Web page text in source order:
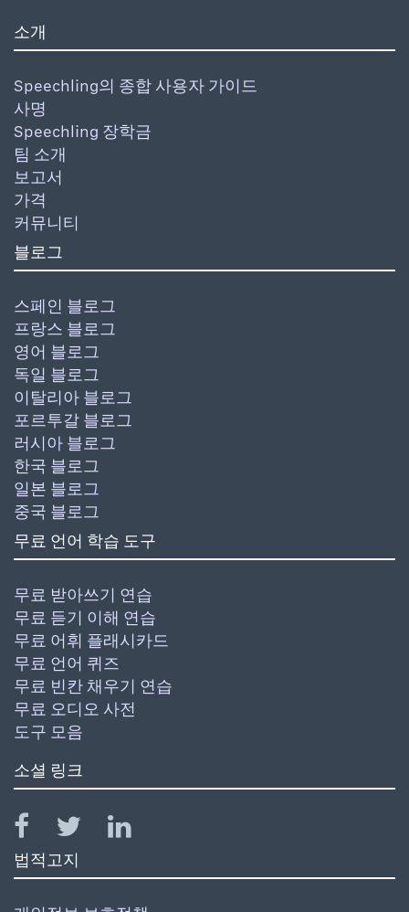
소개
Speechling의 종합 사용자 가이드
사명
Speechling 장학금
팀 소개
보고서
가격
커뮤니티
블로그
스페인 블로그
프랑스 블로그
영어 블로그
독일 블로그
이탈리아 블로그
포르투갈 블로그
러시아 블로그
한국 블로그
일본 블로그
중국 블로그
무료 언어 학습 도구
무료 받아쓰기 연습
무료 듣기 이해 연습
무료 어휘 플래시카드
무료 언어 퀴즈
무료 빈칸 채우기 연습
무료 오디오 사전
도구 모음
소셜 링크
법적고지